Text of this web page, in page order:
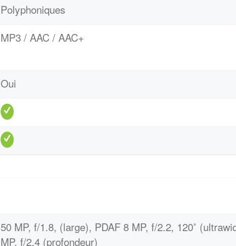
Polyphoniques
MP3 / AAC / AAC+
Oui
50 MP, f/1.8, (large), PDAF 8 MP, f/2.2, 120˚
MP, f/2.4 (profondeur)